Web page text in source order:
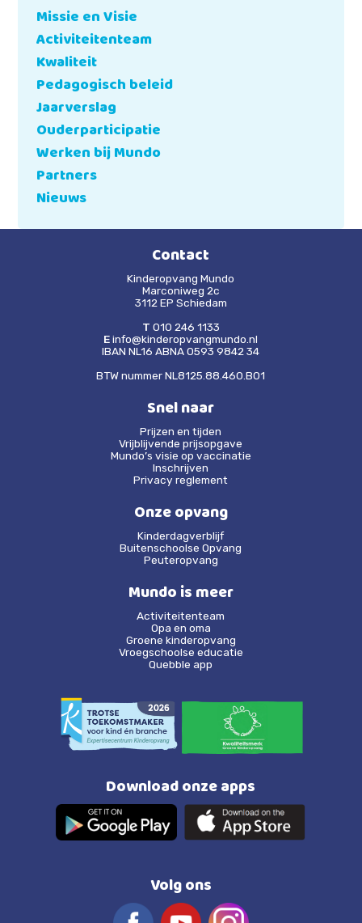
Missie en Visie
Activiteitenteam
Kwaliteit
Pedagogisch beleid
Jaarverslag
Ouderparticipatie
Werken bij Mundo
Partners
Nieuws
Contact
Kinderopvang Mundo
Marconiweg 2c
3112 EP Schiedam
T 010 246 1133
E info@kinderopvangmundo.nl
IBAN NL16 ABNA 0593 9842 34
BTW nummer NL8125.88.460.B01
Snel naar
Prijzen en tijden
Vrijblijvende prijsopgave
Mundo’s visie op vaccinatie
Inschrijven
Privacy reglement
Onze opvang
Kinderdagverblijf
Buitenschoolse Opvang
Peuteropvang
Mundo is meer
Activiteitenteam
Opa en oma
Groene kinderopvang
Vroegschoolse educatie
Quebble app
Download onze apps
Volg ons